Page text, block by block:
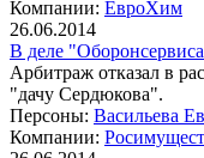
Компании: ЕвроХим
26.06.2014
В деле
Арбитраж отказал в
"дачу Сердюкова".
Персоны: Васильева
Компании: